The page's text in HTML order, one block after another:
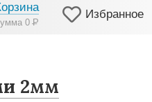
0Р
Избранное
2мм